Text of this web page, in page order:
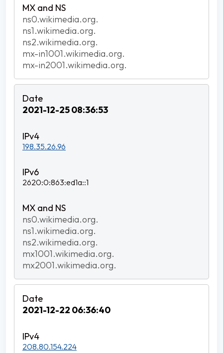
ns0.wikimedia.org.
ns1.wikimedia.org.
ns2.wikimedia.org.
mx-in1001.wikimedia.org.
mx-in2001.wikimedia.org.
2021-12-25 08:36:53
198.35.26.96
2620:0:863:ed1a::1
ns0.wikimedia.org.
ns1.wikimedia.org.
ns2.wikimedia.org.
mx1001.wikimedia.org.
mx2001.wikimedia.org.
2021-12-22 06:36:40
208.80.154.224